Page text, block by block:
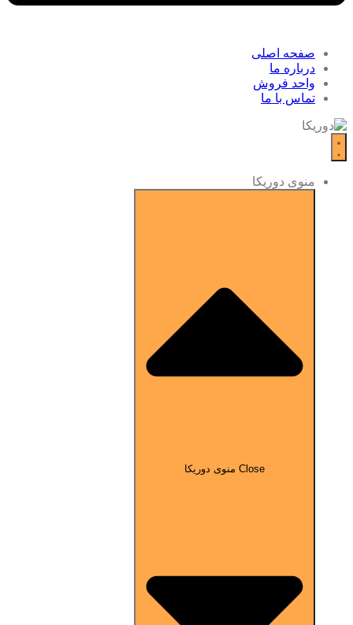
صفحه اصلی
درباره ما
واحد فروش
تماس با ما
منوی دوریکا
Close منوی دوریکا